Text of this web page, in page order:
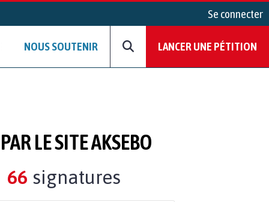
Se connecter
NOUS SOUTENIR LANCER UNE PÉTITION
LE SITE AKSEBO
66 signatures